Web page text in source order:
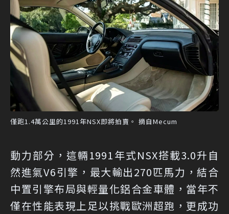
僅跑1.4萬公里的1991年NSX即將拍賣。 摘自Mecum
動力部分，這輛1991年式NSX搭載3.0升自
然進氣V6引擎，最大輸出270匹馬力，結合
中置引擎布局與輕量化鋁合金車體，當年不
僅在性能表現上足以挑戰歐洲超跑，更成功